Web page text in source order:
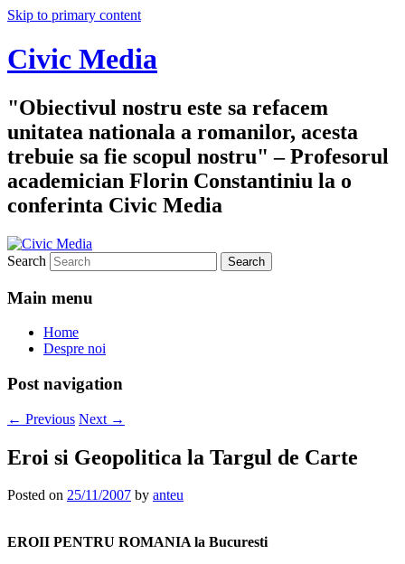
Skip to primary content
Civic Media
"Obiectivul nostru este sa refacem
unitatea nationala a romanilor, acesta
trebuie sa fie scopul nostru" – Profesorul
academician Florin Constantiniu la o
conferinta Civic Media
Search
Main menu
Home
Despre noi
Post navigation
← Previous Next →
Eroi si Geopolitica la Targul de Carte
Posted on 25/11/2007 by anteu
EROII PENTRU ROMANIA la Bucuresti